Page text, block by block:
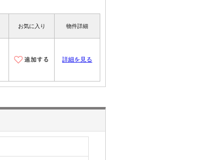
お気に入り 物件詳細
詳細を見る